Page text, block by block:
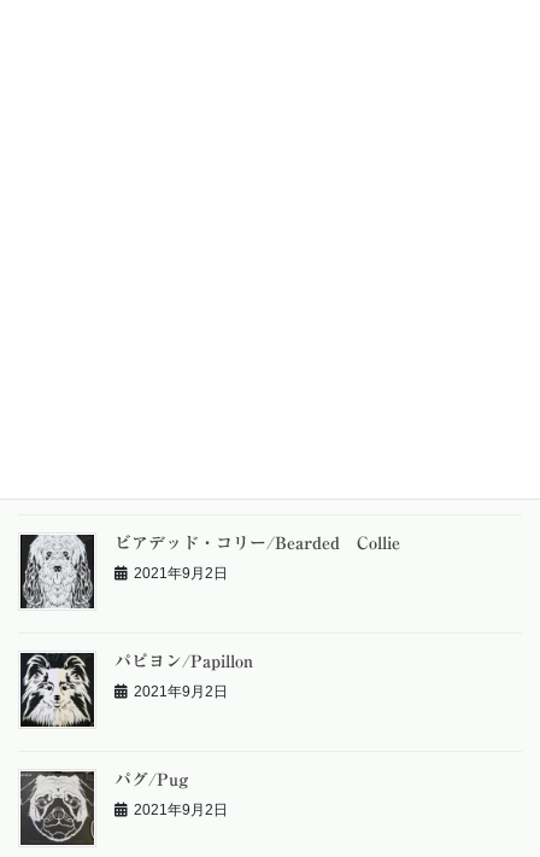
ビアデッド・コリー/Bearded Collie
2021年9月2日
パピヨン/Papillon
2021年9月2日
パグ/Pug
2021年9月2日